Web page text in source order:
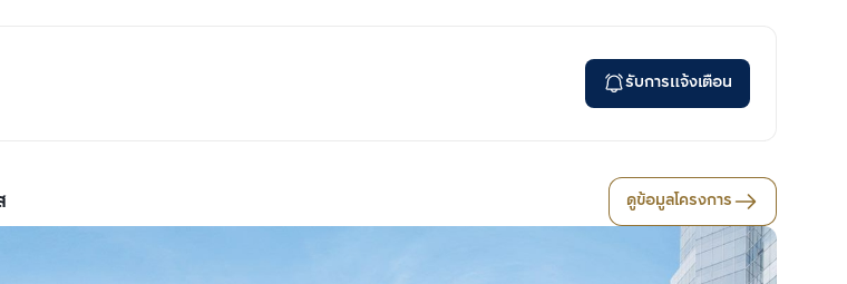
รับการแจ้งเตือน
ดูข้อมูลโครงการ